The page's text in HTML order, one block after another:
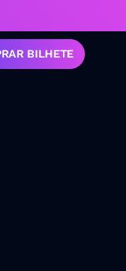
BILHETE